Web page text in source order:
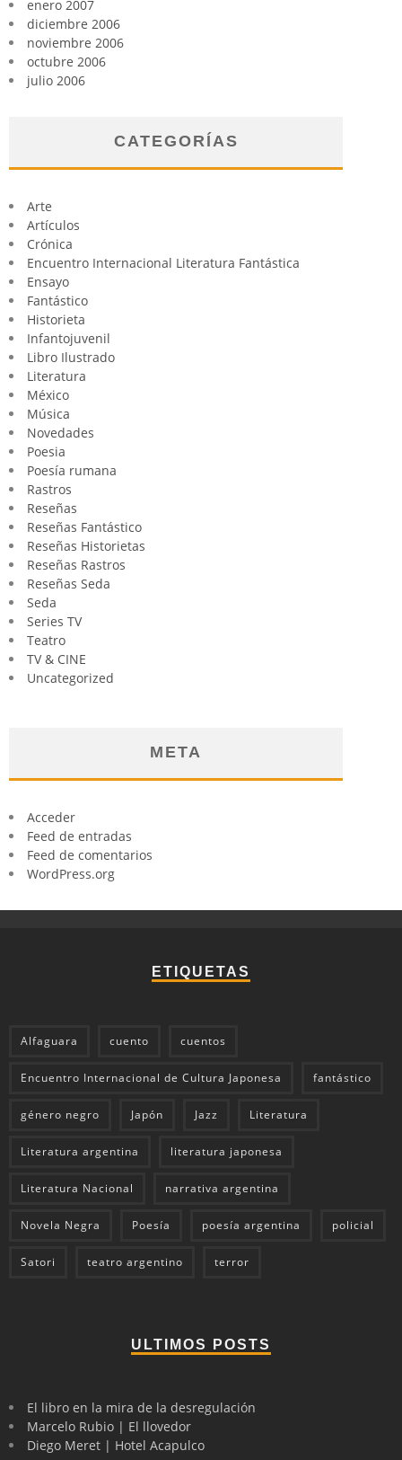
enero 2007
diciembre 2006
noviembre 2006
octubre 2006
julio 2006
CATEGORÍAS
Arte
Artículos
Crónica
Encuentro Internacional Literatura Fantástica
Ensayo
Fantástico
Historieta
Infantojuvenil
Libro Ilustrado
Literatura
México
Música
Novedades
Poesia
Poesía rumana
Rastros
Reseñas
Reseñas Fantástico
Reseñas Historietas
Reseñas Rastros
Reseñas Seda
Seda
Series TV
Teatro
TV & CINE
Uncategorized
META
Acceder
Feed de entradas
Feed de comentarios
WordPress.org
ETIQUETAS
Alfaguara cuento cuentos
Encuentro Internacional de Cultura Japonesa fantástico
género negro Japón Jazz Literatura
Literatura argentina literatura japonesa
Literatura Nacional narrativa argentina
Novela Negra Poesía poesía argentina policial
Satori teatro argentino terror
ULTIMOS POSTS
El libro en la mira de la desregulación
Marcelo Rubio | El llovedor
Diego Meret | Hotel Acapulco